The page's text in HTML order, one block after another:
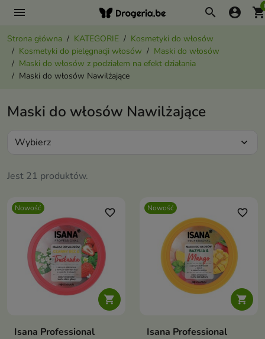
menu search account_circle
Strona główna KATEGORIE
Kosmetyki do włosów
Kosmetyki do pielęgnacji włosów
Maski do włosów
Maski do włosów z podziałem na efekt działania
Maski do włosów Nawilżające
Maski do włosów Nawilżające
Jest 21 produktów.
Wybierz expand_more
Nowość

favorite_border
Isana Professional
Nowość

favorite_border
Isana Professional